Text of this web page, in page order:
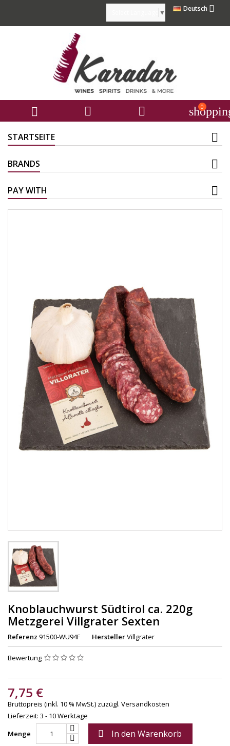
Deutsch 
▼
   0
STARTSEITE
BRANDS
PAY WITH
Knoblauchwurst Südtirol ca. 220g
Metzgerei Villgrater Sexten
Referenz 91500-WU94F HerstellerVillgrater
Bewertung
7,75 €
Bruttopreis (inkl. 10 % MwSt.) zuzügl. Versandkosten
Lieferzeit: 3 - 10 Werktage
Menge
 In den Warenkorb